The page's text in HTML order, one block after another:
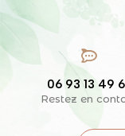
06 93 13 49
Restez en